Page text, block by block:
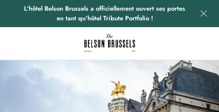
L'hôtel Belson Brussels a officiellement ouvert ses portes
en tant qu'hôtel Tribute Portfolio !